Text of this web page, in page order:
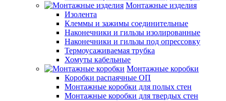
Монтажные изделия
Изолента
Клеммы и зажимы соединительные
Наконечники и гильзы изолированные
Наконечники и гильзы под опрессовку
Термоусаживаемая трубка
Хомуты кабельные
Монтажные коробки
Коробки распаячные ОП
Монтажные коробки для полых стен
Монтажные коробки для твердых стен